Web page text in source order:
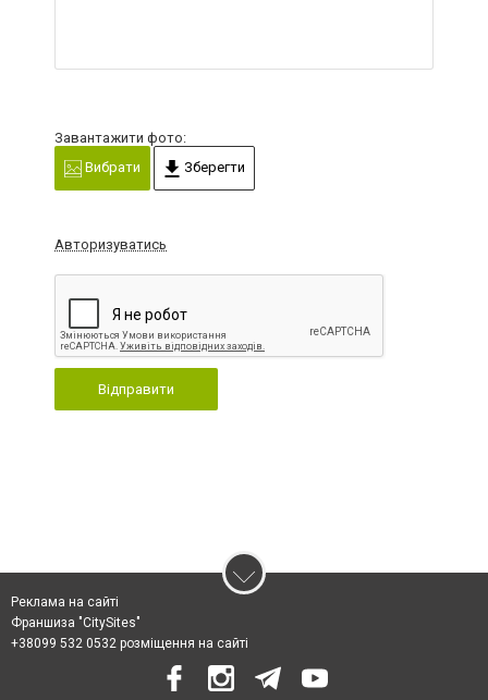
Завантажити фото:
Вибрати
Зберегти
Авторизуватись
Відправити
Реклама на сайті
Франшиза "CitySites"
+38099 532 0532 розміщення на сайті